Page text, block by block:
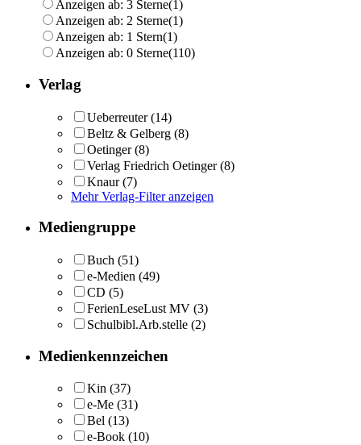
Anzeigen ab: 3 Sterne(1)
Anzeigen ab: 2 Sterne(1)
Anzeigen ab: 1 Stern(1)
Anzeigen ab: 0 Sterne(110)
Verlag
Ueberreuter (14)
Beltz & Gelberg (8)
Oetinger (8)
Verlag Friedrich Oetinger (8)
Knaur (7)
Mehr Verlag-Filter anzeigen
Mediengruppe
Buch (51)
e-Medien (49)
CD (5)
FerienLeseLust MV (3)
Schulbibl.Arb.stelle (2)
Medienkennzeichen
Kin (37)
e-Me (31)
Bel (13)
e-Book (10)